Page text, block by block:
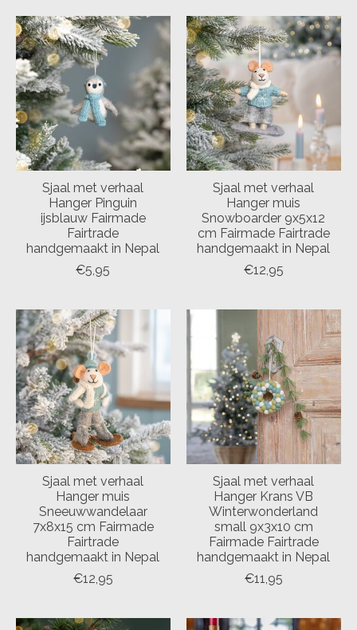
Sjaal met verhaal
Hanger Pinguin
ijsblauw Fairmade
Fairtrade
handgemaakt in Nepal
€5,95
Sjaal met verhaal
Hanger muis
Snowboarder 9x5x12
cm Fairmade Fairtrade
handgemaakt in Nepal
€12,95
Sjaal met verhaal
Hanger muis
Sneeuwwandelaar
7x8x15 cm Fairmade
Fairtrade
handgemaakt in Nepal
€12,95
Sjaal met verhaal
Hanger Krans VB
Winterwonderland
small 9x3x10 cm
Fairmade Fairtrade
handgemaakt in Nepal
€11,95